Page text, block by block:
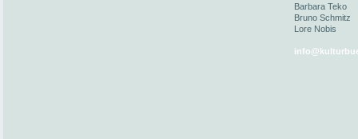
Barbara Teko
Bruno Schmitz
Lore Nobis